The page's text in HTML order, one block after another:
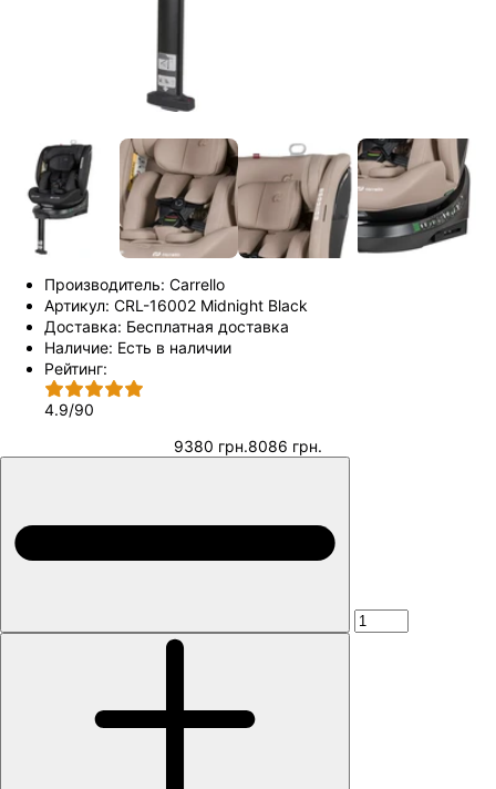
Производитель: Carrello
Артикул: CRL-16002 Midnight Black
Доставка: Бесплатная доставка
Наличие: Есть в наличии
Рейтинг:
4.9/90
9380 грн.8086 грн.